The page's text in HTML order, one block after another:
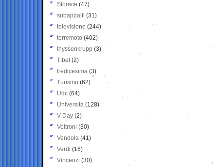
Storace (47)
subappalti (31)
televisione(244)
terremoto (402)
thyssenkrupp (3)
Tibet(2)
tredicesima (3)
Turismo (62)
Udc (64)
Università (128)
V-Day (2)
Veltroni (30)
Vendola (41)
Verdi (16)
Vincenzi (30)